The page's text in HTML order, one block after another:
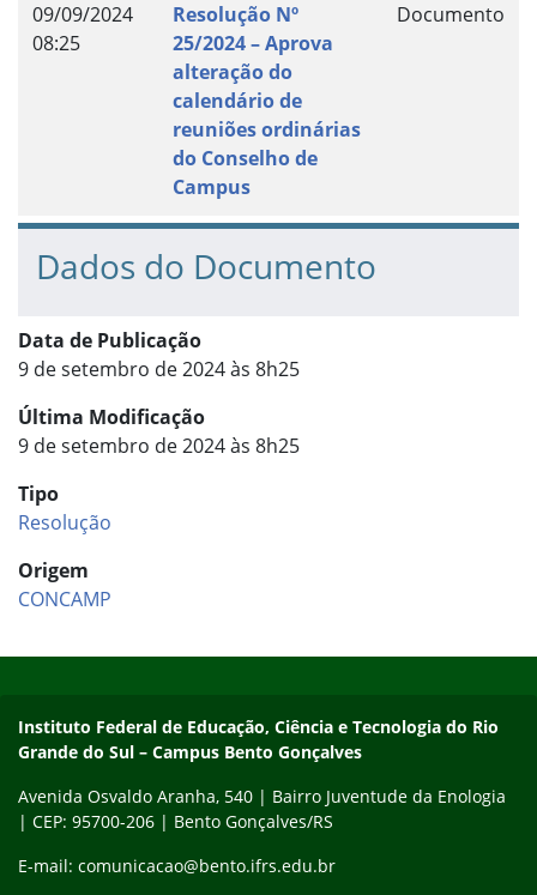
09/09/2024
08:25
Resolução Nº
25/2024 – Aprova
alteração do
calendário de
reuniões ordinárias
do Conselho de
Campus
Documento
Dados do Documento
Data de Publicação
9 de setembro de 2024 às 8h25
Última Modificação
9 de setembro de 2024 às 8h25
Tipo
Resolução
Origem
CONCAMP
Contato
Instituto Federal de Educação, Ciência e Tecnologia do Rio
Grande do Sul – Campus Bento Gonçalves
Avenida Osvaldo Aranha, 540 | Bairro Juventude da Enologia
| CEP: 95700-206 | Bento Gonçalves/RS
E-mail: comunicacao@bento.ifrs.edu.br